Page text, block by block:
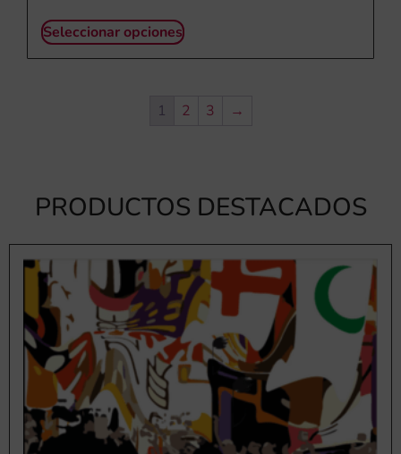
Seleccionar opciones
1 2 3 →
PRODUCTOS DESTACADOS